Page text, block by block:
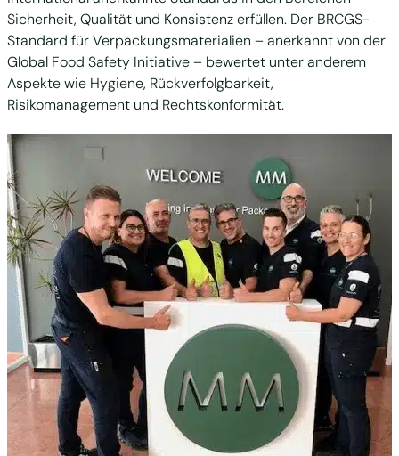
Sicherheit, Qualität und Konsistenz erfüllen. Der BRCGS-
Standard für Verpackungsmaterialien – anerkannt von der
Global Food Safety Initiative – bewertet unter anderem
Aspekte wie Hygiene, Rückverfolgbarkeit,
Risikomanagement und Rechtskonformität.